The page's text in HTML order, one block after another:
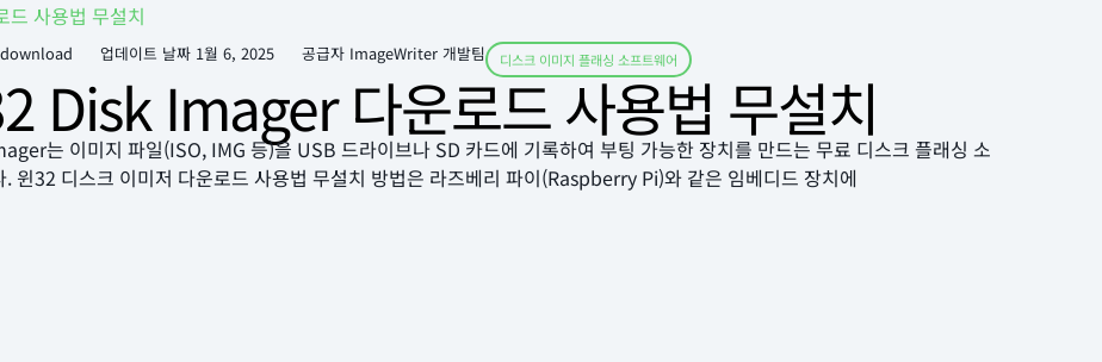
사용법 무설치
업데이트 날짜 1월 6, 2025 공급자 ImageWriter 개발팀 디스크 이미지 플래싱 소프트웨어
Disk Imager 다운로드 사용법 무설치
는 이미지 파일(ISO, IMG 등)을 USB 드라이브나 SD 카드에 기록하여 부팅 가능한 장치를 만드는 무료 디스크 플래싱 소
. 윈32 디스크 이미저 다운로드 사용법 무설치 방법은 라즈베리 파이(Raspberry Pi)와 같은 임베디드 장치에